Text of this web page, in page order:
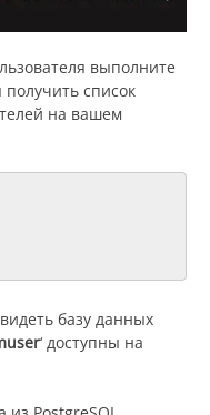
выполните
список
на вашем
базу данных
‘ доступны на